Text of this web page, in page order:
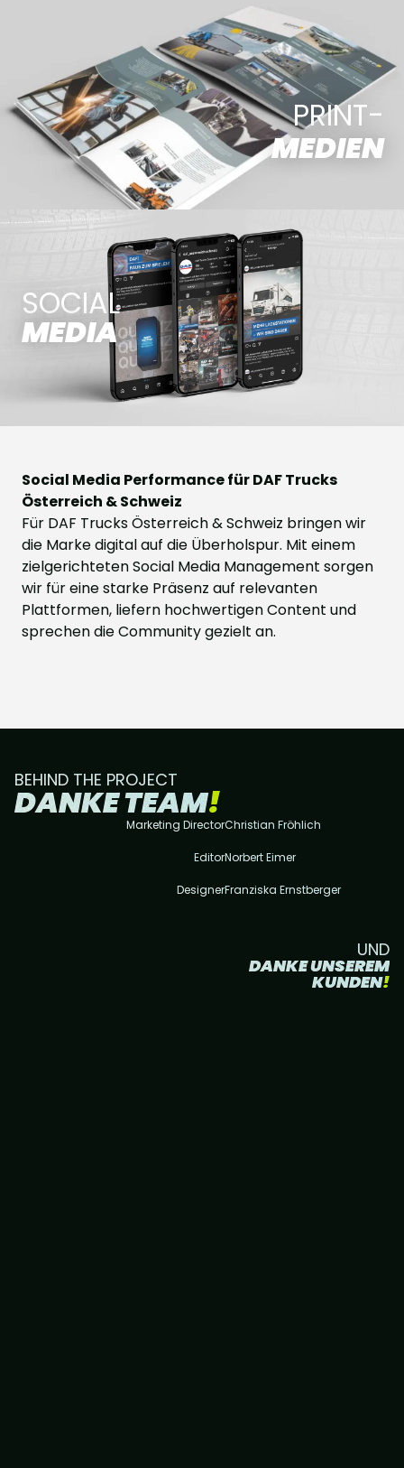
PRINT-
MEDIEN
SOCIAL
MEDIA
Social Media Performance für DAF Trucks
Österreich & Schweiz
Für DAF Trucks Österreich & Schweiz bringen wir
die Marke digital auf die Überholspur. Mit einem
zielgerichteten Social Media Management sorgen
wir für eine starke Präsenz auf relevanten
Plattformen, liefern hochwertigen Content und
sprechen die Community gezielt an.
BEHIND THE PROJECT
DANKE TEAM!
Marketing Director
Editor
Designer
Christian Fröhlich
Norbert Eimer
Franziska Ernstberger
UND
DANKE UNSEREM
KUNDEN!